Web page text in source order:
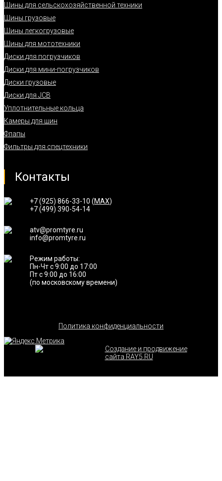
Шины для сельскохозяйственной техники
Шины грузовые
Шины легкогрузовые
Шины для мототехники
Диски для погрузчиков
Диски для мини-погрузчиков
Диски грузовые
Диски для JCB
Уплотнительные кольца
Камеры для шин
Флапы
Фильтры для спецтехники
Контакты
+7 (925) 866-33-10 (MAX)
+7 (499) 390-54-14
atv@promtyre.ru
info@promtyre.ru
Режим работы:
Пн-Чт с 9:00 до 17:00
Пт с 9:00 до 16:00
(по московскому времени)
Политика конфиденциальности
Создание и продвижение
сайта RAY5.RU